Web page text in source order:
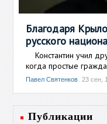
Благодаря
русского
Константин учил
когда простые
Павел Святенков 23 сен,
Публикации